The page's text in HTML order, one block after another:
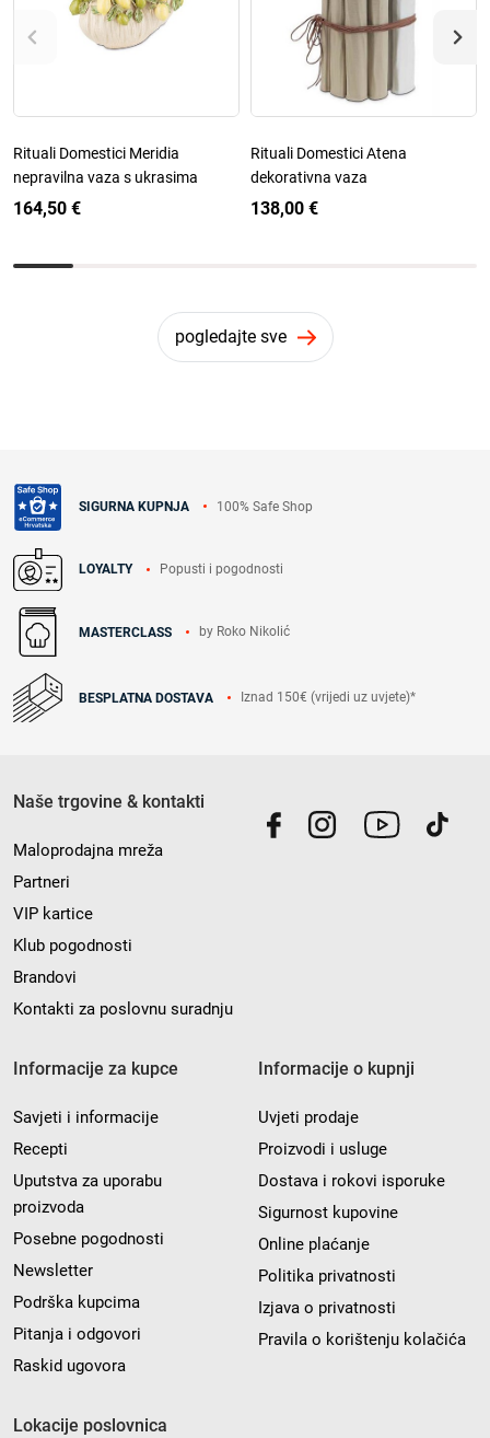
Rituali Domestici Meridia
nepravilna vaza s ukrasima
164,50 €
Rituali Domestici Atena
dekorativna vaza
138,00 €
pogledajte sve
SIGURNA KUPNJA 100% Safe Shop
LOYALTY Popusti i pogodnosti
MASTERCLASS by Roko Nikolić
BESPLATNA DOSTAVA Iznad 150€ (vrijedi uz uvjete)*
Naše trgovine & kontakti
Maloprodajna mreža
Partneri
VIP kartice
Klub pogodnosti
Brandovi
Kontakti za poslovnu suradnju
Informacije za kupce
Savjeti i informacije
Recepti
Uputstva za uporabu
proizvoda
Posebne pogodnosti
Newsletter
Podrška kupcima
Pitanja i odgovori
Raskid ugovora
Informacije o kupnji
Uvjeti prodaje
Proizvodi i usluge
Dostava i rokovi isporuke
Sigurnost kupovine
Online plaćanje
Politika privatnosti
Izjava o privatnosti
Pravila o korištenju kolačića
Lokacije poslovnica